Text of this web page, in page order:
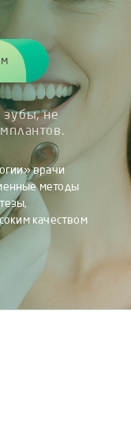
зубы, не
врачи
методы
качеством